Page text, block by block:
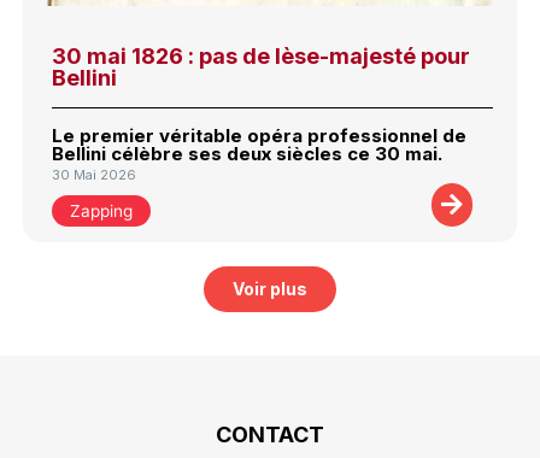
30 mai 1826 : pas de lèse-majesté pour
Bellini
Le premier véritable opéra professionnel de
Bellini célèbre ses deux siècles ce 30 mai.
30 Mai 2026
Zapping
Voir plus
CONTACT